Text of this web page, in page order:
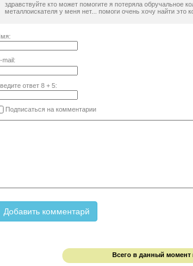
здравствуйте кто может помогите я потеряла обручальное
металлоискателя у меня нет... помоги очень хочу найти
mail:
ответ 8+ 5:
Подписаться на комментарии
Всего в данный момент